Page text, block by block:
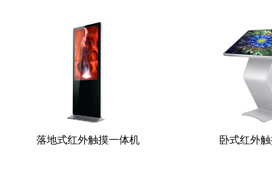
落地式红外触摸一体机 卧式红外